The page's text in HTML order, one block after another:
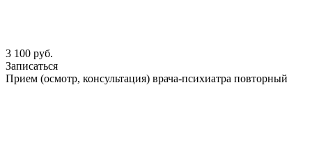
3 100 руб.
Записаться
Прием (осмотр, консультация) врача-психиатра повторный